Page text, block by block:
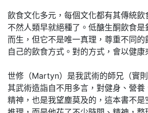
飲食文化多元，每個文化都有其傳統飲
不然人類早就絕種了。低醣生酮飲食
而生，但它不是唯一真理，尊重不同
自己的飲食方式。對的方式，會以健康
世修（Martyn）是我武術的師兄（實
其武術造詣自不用多言，對健身、營
精神，也是我望塵莫及的，這本書不是